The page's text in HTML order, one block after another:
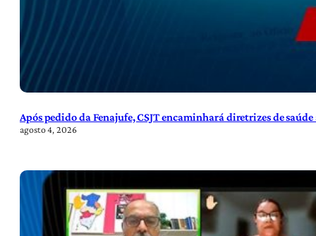
Após pedido da Fenajufe, CSJT encaminhará diretrizes de
agosto 4, 2026